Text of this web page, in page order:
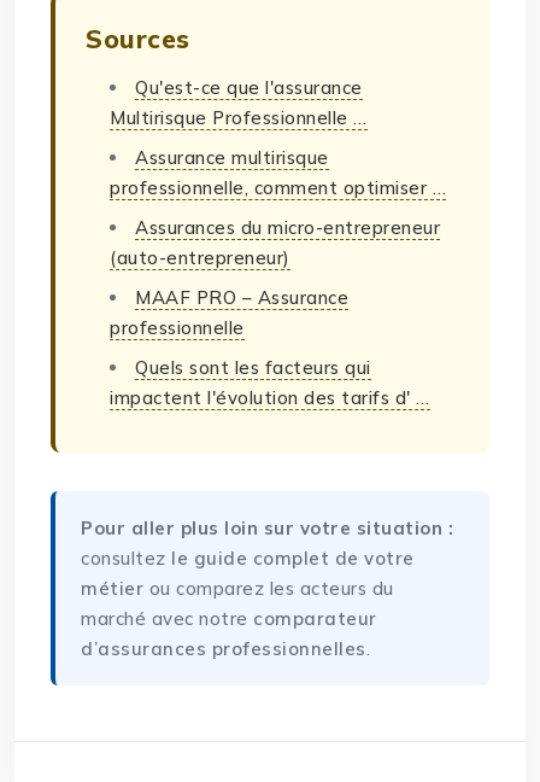
Sources
Qu'est-ce que l'assurance
Multirisque Professionnelle …
Assurance multirisque
professionnelle, comment optimiser …
Assurances du micro-entrepreneur
(auto-entrepreneur)
MAAF PRO – Assurance
professionnelle
Quels sont les facteurs qui
impactent l'évolution des tarifs d' …
Pour aller plus loin sur votre situation :
consultez le guide complet de votre
métier ou comparez les acteurs du
marché avec notre comparateur
d’assurances professionnelles.